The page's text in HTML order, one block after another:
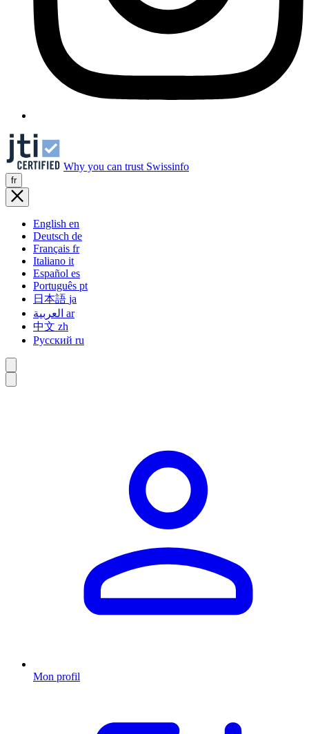
Why you can trust Swissinfo
fr
English en
Deutsch de
Français fr
Italiano it
Español es
Português pt
日本語 ja
ar
中文 zh
Русский ru
Mon profil